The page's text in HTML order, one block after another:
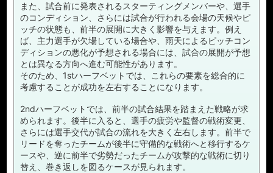
また、試合前に発表されるスターティングメンバーや、選手
のコンディション、さらには試合が行われる会場の天候やピ
ッチの状態も、前半の展開に大きく影響を与えます。例え
ば、主力選手が欠場している場合や、雨天によるピッチコン
ディションの悪化が予想される場合には、試合の展開が予想
とは異なる方向へ進む可能性があります。
そのため、1stハーフベットでは、これらの要素を総合的に
考慮することが成功を左右することになります。
2ndハーフベットでは、前半の試合結果を踏まえた戦略が求
められます。後半に入ると、選手の疲労や監督の戦術変更、
さらには選手交代が試合の流れを大きく左右します。前半で
リードを奪ったチームが後半に守備的な戦術へと移行するケ
ースや、逆に前半で劣勢だったチームが攻撃的な戦術に切り
替え、巻き返しを図るケースが見られます。